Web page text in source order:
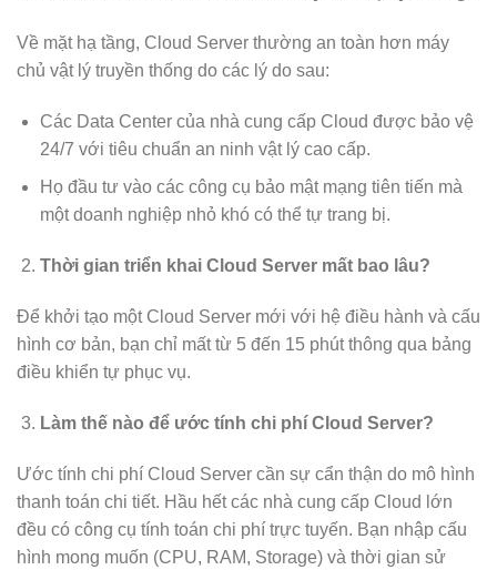
Về mặt hạ tầng, Cloud Server thường an toàn hơn máy
chủ vật lý truyền thống do các lý do sau:
Các Data Center của nhà cung cấp Cloud được bảo vệ
24/7 với tiêu chuẩn an ninh vật lý cao cấp.
Họ đầu tư vào các công cụ bảo mật mạng tiên tiến mà
một doanh nghiệp nhỏ khó có thể tự trang bị.
Thời gian triển khai Cloud Server mất bao lâu?
Để khởi tạo một Cloud Server mới với hệ điều hành và cấu
hình cơ bản, bạn chỉ mất từ 5 đến 15 phút thông qua bảng
điều khiển tự phục vụ.
Làm thế nào để ước tính chi phí Cloud Server?
Ước tính chi phí Cloud Server cần sự cẩn thận do mô hình
thanh toán chi tiết. Hầu hết các nhà cung cấp Cloud lớn
đều có công cụ tính toán chi phí trực tuyến. Bạn nhập cấu
hình mong muốn (CPU, RAM, Storage) và thời gian sử